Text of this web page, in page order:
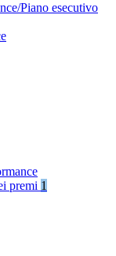
Piano esecutivo
premi 1